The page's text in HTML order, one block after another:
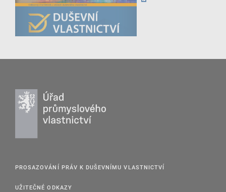
PROSAZOVÁNÍ PRÁV K DUŠEVNÍMU VLASTNICTVÍ
UŽITEČNÉ ODKAZY